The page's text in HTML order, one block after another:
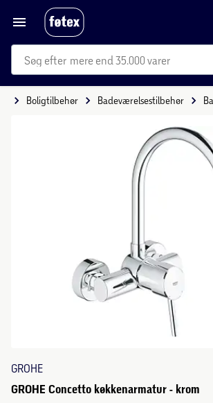
mere end 35.000 varer
Boligtilbehør Badeværelsestilbehør
GROHE
GROHE Concetto køkkenarmatur - krom